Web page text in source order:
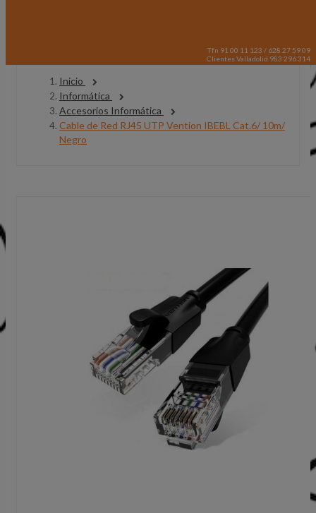
Tfn 91 00 11 123 / 628 27 59 09
Clientes Valladolid 983 296 314
Inicio
Informática
Accesorios Informática
Cable de Red RJ45 UTP Vention IBEBL Cat.6/ 10m/
Negro